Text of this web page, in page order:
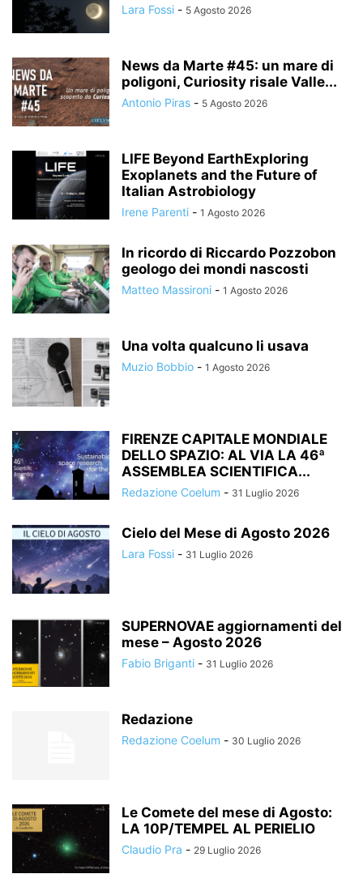
Lara Fossi - 5 Agosto 2026
News da Marte #45: un mare di
poligoni, Curiosity risale Valle...
Antonio Piras - 5 Agosto 2026
LIFE Beyond EarthExploring
Exoplanets and the Future of
Italian Astrobiology
Irene Parenti - 1 Agosto 2026
In ricordo di Riccardo Pozzobon
geologo dei mondi nascosti
Matteo Massironi - 1 Agosto 2026
Una volta qualcuno li usava
Muzio Bobbio - 1 Agosto 2026
FIRENZE CAPITALE MONDIALE
DELLO SPAZIO: AL VIA LA 46ª
ASSEMBLEA SCIENTIFICA...
Redazione Coelum - 31 Luglio 2026
Cielo del Mese di Agosto 2026
Lara Fossi - 31 Luglio 2026
SUPERNOVAE aggiornamenti del
mese – Agosto 2026
Fabio Briganti - 31 Luglio 2026
Redazione
Redazione Coelum - 30 Luglio 2026
Le Comete del mese di Agosto:
LA 10P/TEMPEL AL PERIELIO
Claudio Pra - 29 Luglio 2026